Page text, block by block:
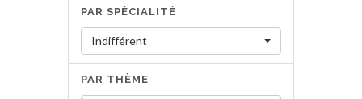
PAR SPÉCIALITÉ
Indifférent
PAR THÈME